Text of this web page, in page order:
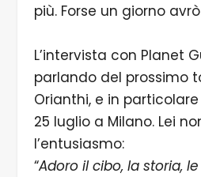
più. Forse un giorno
L’intervista con Planet
parlando del prossimo
Orianthi, e in
25 luglio a Milano. Lei
l’entusiasmo:
“Adoro il cibo, la storia,